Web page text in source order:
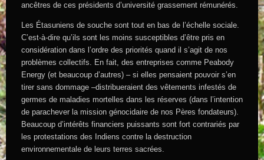
ancêtres de ces présidents d’université grassement rémunérés.
Les Étasuniens de souche sont tout en bas de l’échelle sociale.
C’est-à-dire qu’ils sont les moins susceptibles d’être pris en
considération dans l’ordre des priorités quand il s’agit de nos
problèmes collectifs. En fait, des entreprises comme Peabody
Energy (et beaucoup d’autres) – si elles pensaient pouvoir s’en
tirer sans dommage –distribueraient des vêtements infestés de
germes de maladies mortelles dans les réserves (dans l’intention
de parachever la mission génocidaire de nos Pères fondateurs).
Beaucoup d’intérêts financiers puissants sont fort contrariés par
les protestations des Indiens contre la destruction
environnementale de leurs terres sacrées.